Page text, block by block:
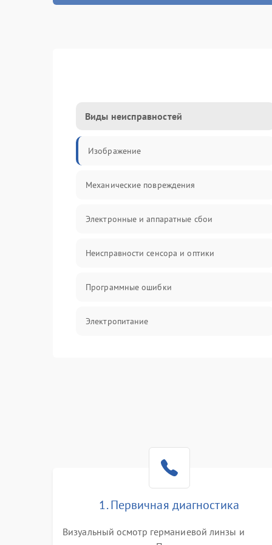
Виды неисправностей
Изображение
Механические повреждения
Электронные и аппаратные сбои
Неисправности сенсора и оптики
Программные ошибки
Электропитание
Температурные проблемы
Сбои коммуникаций и интерфейсов
1. Первичная диагностика
Визуальный осмотр германиевой линзы и